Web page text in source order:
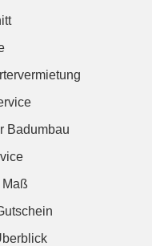
Badumbau
Maß